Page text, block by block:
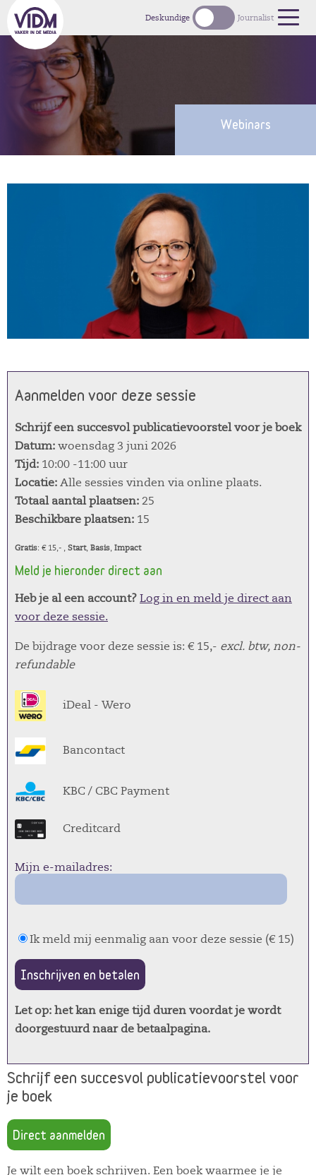
Deskundige Journalist
Webinars
Aanmelden voor deze sessie
Schrijf een succesvol publicatievoorstel voor je boek
Datum: woensdag 3 juni 2026
Tijd: 10:00 -11:00 uur
Locatie: Alle sessies vinden via online plaats.
Totaal aantal plaatsen: 25
Beschikbare plaatsen: 15
Gratis: € 15,- , Start, Basis, Impact
Meld je hieronder direct aan
Heb je al een account? Log in en meld je direct aan
voor deze sessie.
De bijdrage voor deze sessie is: € 15,- excl. btw, non-
refundable
iDeal - Wero
Bancontact
KBC / CBC Payment
Creditcard
Mijn e-mailadres:
Ik meld mij eenmalig aan voor deze sessie (€ 15)
Inschrijven en betalen
Let op: het kan enige tijd duren voordat je wordt
doorgestuurd naar de betaalpagina.
Schrijf een succesvol publicatievoorstel voor
je boek
Direct aanmelden
Je wilt een boek schrijven. Een boek waarmee je je